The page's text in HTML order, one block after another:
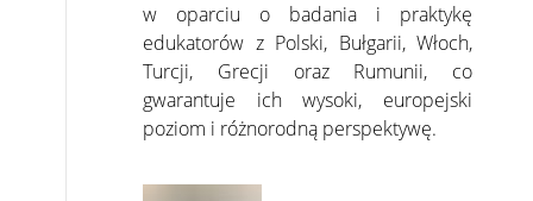
w oparciu o badania i praktykę
edukatorów z Polski, Bułgarii, Włoch,
Turcji, Grecji oraz Rumunii, co
gwarantuje ich wysoki, europejski
poziom i różnorodną perspektywę.